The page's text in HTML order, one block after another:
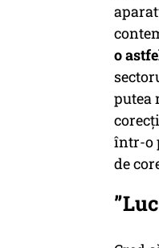
o
putea
într-o
de